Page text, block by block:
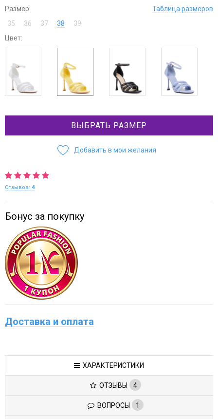
Размер:
Таблица размеров
35
36 37 38
39
Цвет:
ВЫБРАТЬ РАЗМЕР
Добавить в мои желания
Отзывов: 4
Бонус за покупку
Доставка и оплата
ХАРАКТЕРИСТИКИ
ОТЗЫВЫ 4
ВОПРОСЫ 1